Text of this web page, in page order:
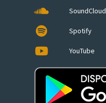
SoundCloud
Spotify
YouTube